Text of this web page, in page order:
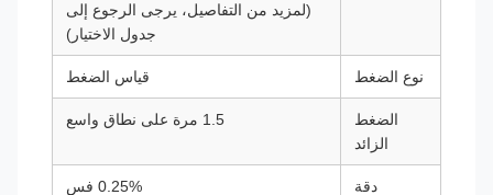
(لمزيد من التفاصيل، يرجى الرجوع إلى
جدول الاختيار)
نوع الضغط قياس الضغط
الضغط
0.25% فس